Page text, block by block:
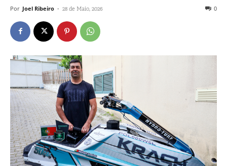
Por Joel Ribeiro - 28 de Maio, 2026 0